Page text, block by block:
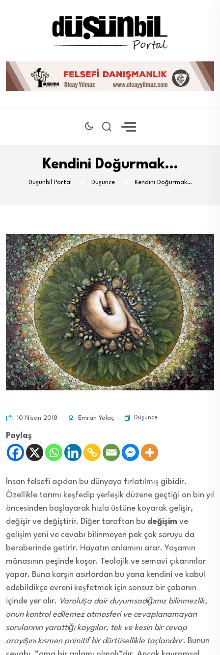
Kendini Doğurmak…
Düşünbil Portal Düşünce Kendini Doğurmak…
10 Nisan 2018 Emrah Yolaç Düşünce
Paylaş
İnsan felsefi açıdan bu dünyaya fırlatılmış gibidir.
Özellikle tarımı keşfedip yerleşik düzene geçtiği on bin yıl
öncesinden başlayarak hızla üstüne koyarak gelişir,
değişir ve değiştirir. Diğer taraftan bu değişim ve
gelişim yeni ve cevabı bilinmeyen pek çok soruyu da
beraberinde getirir. Hayatın anlamını arar. Yaşamın
mânasının peşinde koşar. Teolojik ve semavi çıkarımlar
yapar. Buna karşın asırlardan bu yana kendini ve kabul
edebildikçe evreni keşfetmek için sonsuz bir çabanın
içinde yer alır. Varoluşa dair duyumsadığımız bilinmezlik,
onun kontrol edilemez atmosferi ve cevaplanamayan
sorularının yarattığı kaygılar, tek ve kesin bir cevap
arayışını kısmen primitif bir dürtüsellikle taçlandırır. Bunun